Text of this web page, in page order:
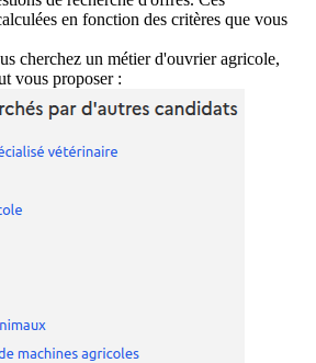
en fonction des critères que vous
cherchez un métier d'ouvrier agricole,
vous proposer :